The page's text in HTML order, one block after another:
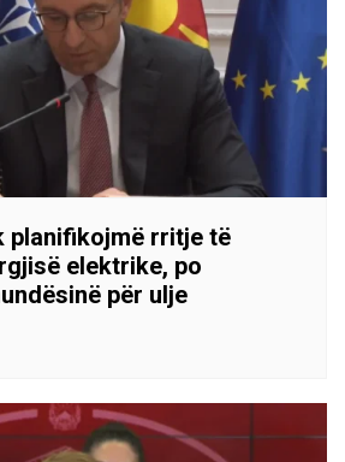
planifikojmë rritje të
elektrike, po
për ulje